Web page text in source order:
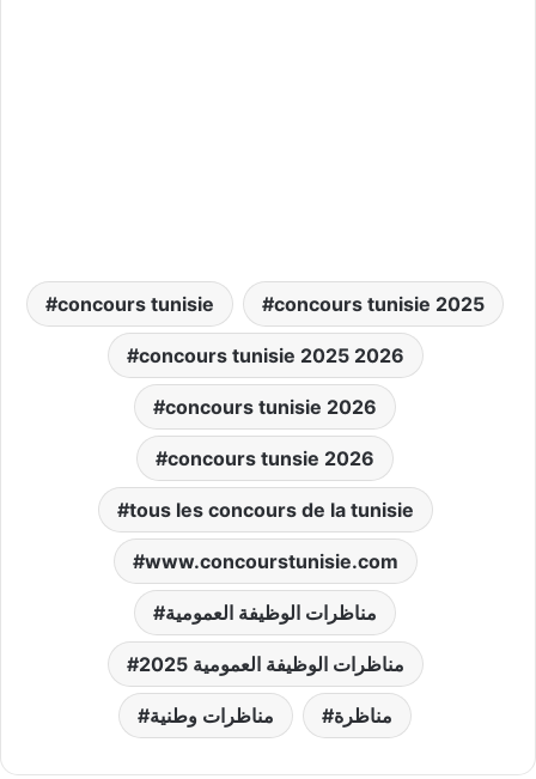
concours tunisie concours tunisie 2025
concours tunisie 2025 2026
concours tunisie 2026
concours tunsie 2026
tous les concours de la tunisie
www.concourstunisie.com
مناظرات الوظيفة العمومية
مناظرات الوظيفة العمومية 2025
مناظرات وطنية مناظرة